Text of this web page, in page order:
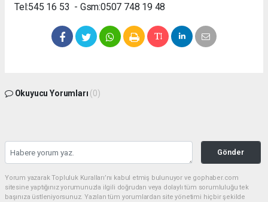
Tel:545 16 53 - Gsm:0507 748 19 48
Okuyucu Yorumları (0)
Gönder
Yorum yazarak Topluluk Kuralları’nı kabul etmiş bulunuyor ve gophaber.com
sitesine yaptığınız yorumunuzla ilgili doğrudan veya dolaylı tüm sorumluluğu tek
başınıza üstleniyorsunuz. Yazılan tüm yorumlardan site yönetimi hiçbir şekilde